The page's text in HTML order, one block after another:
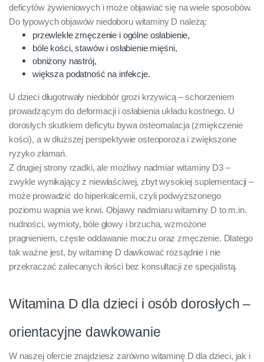
deficytów żywieniowych i może objawiać się na wiele sposobów.
Do typowych objawów niedoboru witaminy D należą:
przewlekłe zmęczenie i ogólne osłabienie,
bóle kości, stawów i osłabienie mięśni,
obniżony nastrój,
większa podatność na infekcje.
U dzieci długotrwały niedobór grozi krzywicą – schorzeniem
prowadzącym do deformacji i osłabienia układu kostnego. U
dorosłych skutkiem deficytu bywa osteomalacja (zmiękczenie
kości), a w dłuższej perspektywie osteoporoza i zwiększone
ryzyko złamań.
Z drugiej strony rzadki, ale możliwy nadmiar witaminy D3 –
zwykle wynikający z niewłaściwej, zbyt wysokiej suplementacji –
może prowadzić do hiperkalcemii, czyli podwyższonego
poziomu wapnia we krwi. Objawy nadmiaru witaminy D to m.in.
nudności, wymioty, bóle głowy i brzucha, wzmożone
pragnieniem, częste oddawanie moczu oraz zmęczenie. Dlatego
tak ważne jest, by witaminę D dawkować rozsądnie i nie
przekraczać zalecanych ilości bez konsultacji ze specjalistą.
Witamina D dla dzieci i osób dorosłych –
orientacyjne dawkowanie
W naszej ofercie znajdziesz zarówno witaminę D dla dzieci, jak i